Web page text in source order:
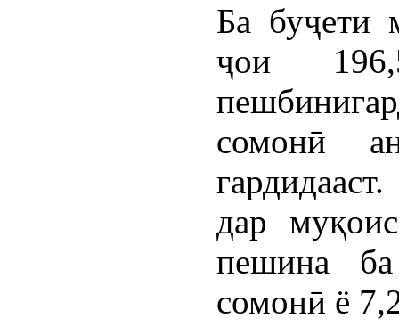
Ба буҷети
ҷои
сомонӣ
дар
пешина
сомонӣ ё